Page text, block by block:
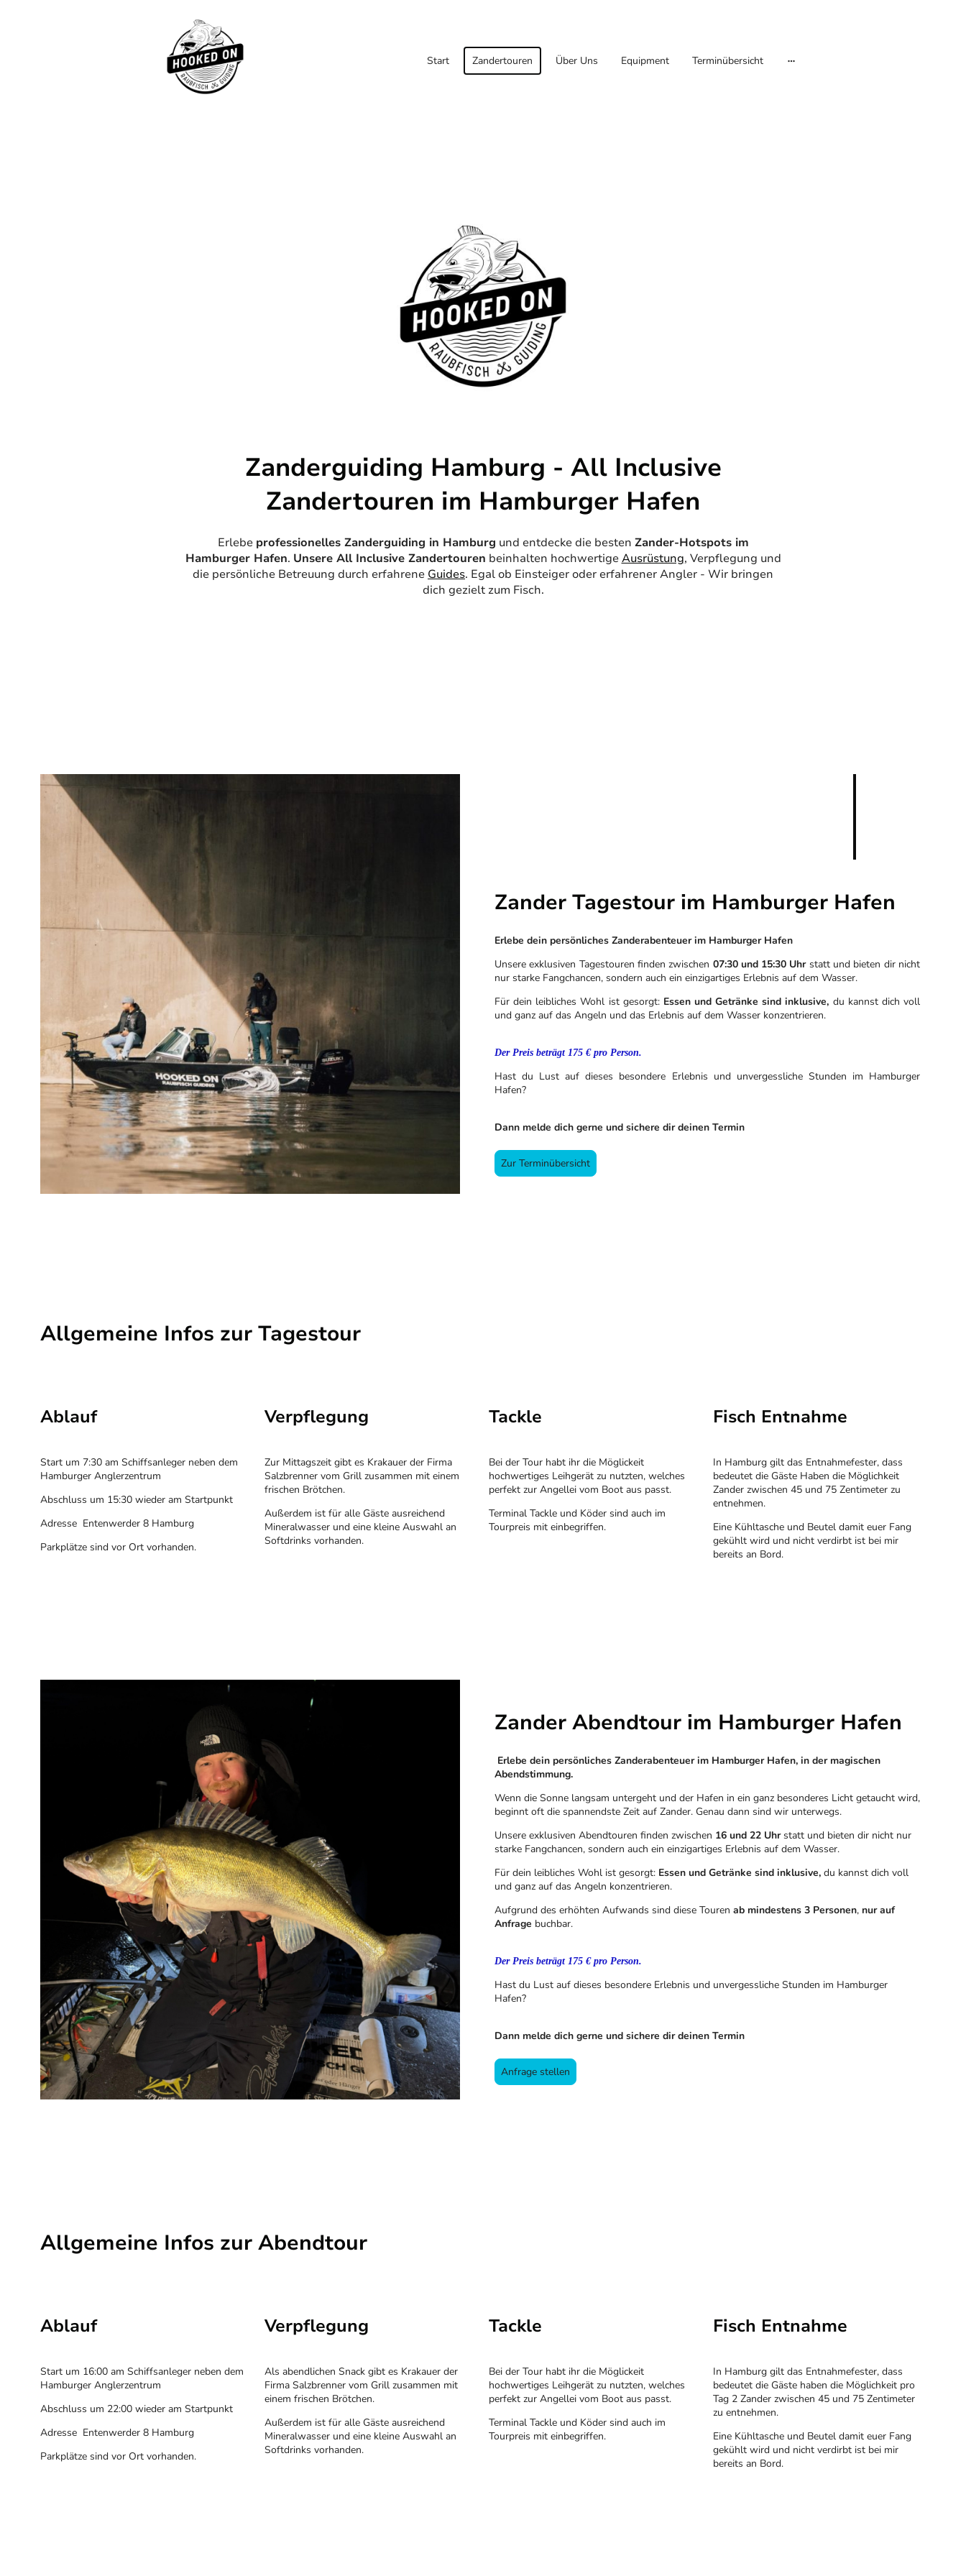
Start Zandertouren Über Uns Equipment Terminübersicht
Zanderguiding Hamburg - All Inclusive
Zandertouren im Hamburger Hafen
Erlebe professionelles Zanderguiding in Hamburg und entdecke die besten Zander-Hotspots im
Hamburger Hafen. Unsere All Inclusive Zandertouren beinhalten hochwertigeAusrüstung, Verpflegung und
die persönliche Betreuung durch erfahrene Guides. Egal ob Einsteiger oder erfahrener Angler - Wir bringen
dich gezielt zum Fisch.
Zander Tagestour im Hamburger Hafen
Erlebe dein persönliches Zanderabenteuer im Hamburger Hafen
Unsere exklusiven Tagestouren finden zwischen 07:30 und 15:30 Uhrstatt und bieten dir nicht
nur starke Fangchancen, sondern auch ein einzigartiges Erlebnis auf dem Wasser.
Für dein leibliches Wohl ist gesorgt: Essen und Getränke sind inklusive, du kannst dich voll
und ganz auf das Angeln und das Erlebnis auf dem Wasser konzentrieren.
Der Preis beträgt 175 € pro Person.
Hast du Lust auf dieses besondere Erlebnis und unvergessliche Stunden im Hamburger
Hafen?
Dann melde dich gerne und sichere dir deinen Termin
Zur Terminübersicht
Allgemeine Infos zur Tagestour
Ablauf
Start um 7:30 am Schiffsanleger neben dem
Hamburger Anglerzentrum
Abschluss um 15:30 wieder am Startpunkt
Adresse Entenwerder 8 Hamburg
Parkplätze sind vor Ort vorhanden.
Verpflegung
Zur Mittagszeit gibt es Krakauer der Firma
Salzbrenner vom Grill zusammen mit einem
frischen Brötchen.
Außerdem ist für alle Gäste ausreichend
Mineralwasser und eine kleine Auswahl an
Softdrinks vorhanden.
Tackle
Bei der Tour habt ihr die Möglickeit
hochwertiges Leihgerät zu nutzten, welches
perfekt zur Angellei vom Boot aus passt.
Terminal Tackle und Köder sind auch im
Tourpreis mit einbegriffen.
Fisch Entnahme
In Hamburg gilt das Entnahmefester, dass
bedeutet die Gäste Haben die Möglichkeit
Zander zwischen 45 und 75 Zentimeter zu
entnehmen.
Eine Kühltasche und Beutel damit euer Fang
gekühlt wird und nicht verdirbt ist bei mir
bereits an Bord.
Zander Abendtour im Hamburger Hafen
Erlebe dein persönliches Zanderabenteuer im Hamburger Hafen, in der magischen
Abendstimmung.
Wenn die Sonne langsam untergeht und der Hafen in ein ganz besonderes Licht getaucht wird,
beginnt oft die spannendste Zeit auf Zander. Genau dann sind wir unterwegs.
Unsere exklusiven Abendtouren finden zwischen 16 und 22 Uhrstatt und bieten dir nicht nur
starke Fangchancen, sondern auch ein einzigartiges Erlebnis auf dem Wasser.
Für dein leibliches Wohl ist gesorgt: Essen und Getränke sind inklusive, du kannst dich voll
und ganz auf das Angeln konzentrieren.
Aufgrund des erhöhten Aufwands sind diese Touren ab mindestens 3 Personen, nur auf
Anfrage buchbar.
Der Preis beträgt 175 € pro Person.
Hast du Lust auf dieses besondere Erlebnis und unvergessliche Stunden im Hamburger
Hafen?
Dann melde dich gerne und sichere dir deinen Termin
Anfrage stellen
Allgemeine Infos zur Abendtour
Ablauf
Start um 16:00 am Schiffsanleger neben dem
Hamburger Anglerzentrum
Abschluss um 22:00 wieder am Startpunkt
Adresse Entenwerder 8 Hamburg
Parkplätze sind vor Ort vorhanden.
Verpflegung
Als abendlichen Snack gibt es Krakauer der
Firma Salzbrenner vom Grill zusammen mit
einem frischen Brötchen.
Außerdem ist für alle Gäste ausreichend
Mineralwasser und eine kleine Auswahl an
Softdrinks vorhanden.
Tackle
Bei der Tour habt ihr die Möglickeit
hochwertiges Leihgerät zu nutzten, welches
perfekt zur Angellei vom Boot aus passt.
Terminal Tackle und Köder sind auch im
Tourpreis mit einbegriffen.
Fisch Entnahme
In Hamburg gilt das Entnahmefester, dass
bedeutet die Gäste haben die Möglichkeit pro
Tag 2 Zander zwischen 45 und 75 Zentimeter
zu entnehmen.
Eine Kühltasche und Beutel damit euer Fang
gekühlt wird und nicht verdirbt ist bei mir
bereits an Bord.